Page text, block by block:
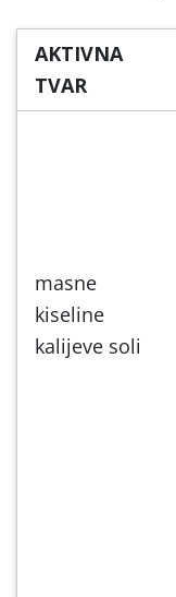
AKTIVNA
TVAR
masne
kiseline
kalijeve soli